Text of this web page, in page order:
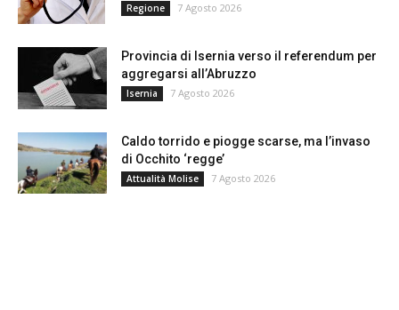
Regione 7 Agosto 2026
Provincia di Isernia verso il referendum per
aggregarsi all’Abruzzo
Isernia 7 Agosto 2026
Caldo torrido e piogge scarse, ma l’invaso
di Occhito ‘regge’
Attualità Molise 7 Agosto 2026